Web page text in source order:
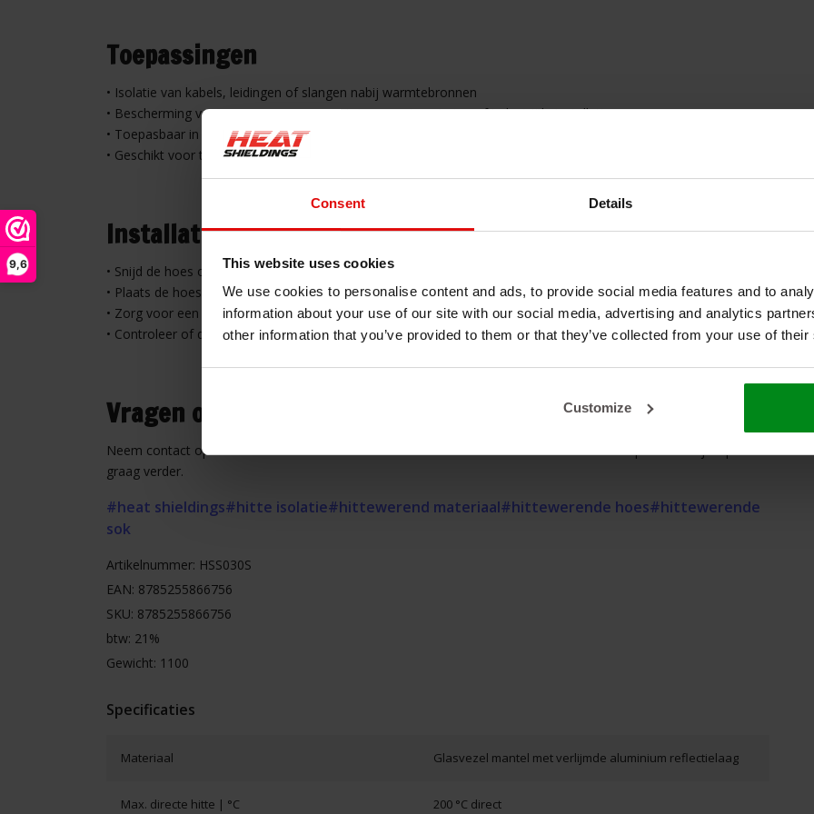
Consent Details
This website uses cookies
We use cookies to personalise content and ads, to provide social media features and to
information about your use of our site with our social media, advertising and analytics
other information that you’ve provided to them or that they’ve collected from your use of
Customize
9,6
Toepassingen
• Isolatie van kabels, leidingen of slangen nabij warmtebronnen
• Bescherming van componenten in voertuigen, motorruimtes of industriële installaties
• Toepasbaar in auto-, motorsport- en machinebouwomgevingen
• Geschikt voor technische ruimtes en doe-het-zelfprojecten waar warmtewering vereist is
Installatie-instructies
• Snijd de hoes op maat indien nodig
• Plaats de hoes rond het te isoleren onderdeel
• Zorg voor een strak aansluitende montage zonder speling
• Controleer of de hoes goed vastzit en volledig beschermt
Vragen of hulp nodig?
Neem contact op met onze klantenservice voor advies of aanvullende informatie over dit product. Wij helpen u
graag verder.
#heat shieldings#hitte isolatie#hittewerend materiaal#hittewerende hoes#hittewerende
sok
Artikelnummer: HSS030S
EAN: 8785255866756
SKU: 8785255866756
btw: 21%
Gewicht: 1100
Specificaties
Materiaal Glasvezel mantel met verlijmde aluminium reflectielaag
Max. directe hitte | °C 200 °C direct